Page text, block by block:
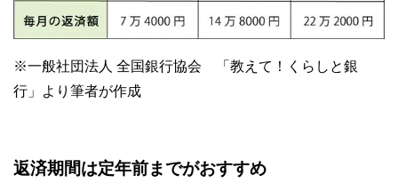
※一般社団法人 全国銀行協会 「教えて！くらしと銀
行」より筆者が作成
返済期間は定年前までがおすすめ